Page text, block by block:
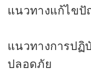
แนวทางแก้ไข
แนวทางการป
ปลอดภัย